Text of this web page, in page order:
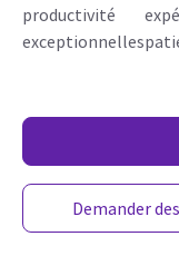
productivité
exceptionnelles
Demander